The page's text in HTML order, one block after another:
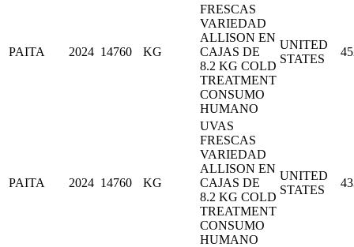
PAITA 2024 14760 KG
FRESCAS
VARIEDAD
ALLISON EN
CAJAS DE
8.2 KG COLD
TREATMENT
CONSUMO
HUMANO
UNITED
STATES
PAITA 2024 14760 KG
UVAS
FRESCAS
VARIEDAD
ALLISON EN
CAJAS DE
8.2 KG COLD
TREATMENT
CONSUMO
HUMANO
UNITED
STATES